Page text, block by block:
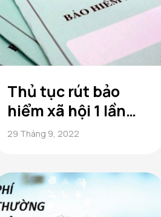
Thủ tục rút bảo
hiểm xã hội 1 lần
chuẩn nhất
29 Tháng 9, 2022